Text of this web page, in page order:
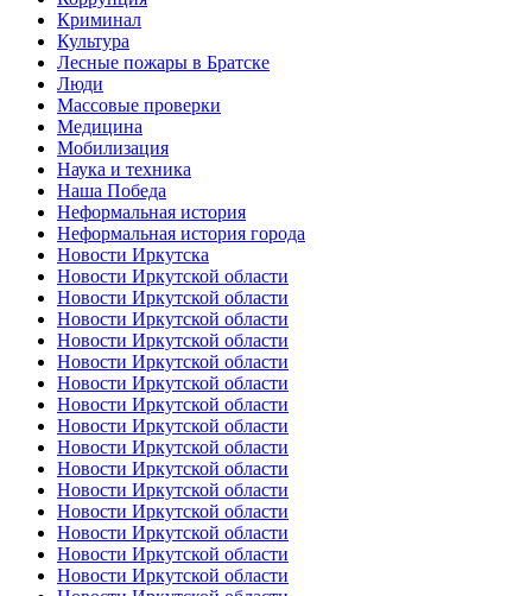
Криминал
Культура
Лесные пожары в Братске
Люди
Массовые проверки
Медицина
Мобилизация
Наука и техника
Наша Победа
Неформальная история
Неформальная история города
Новости Иркутска
Новости Иркутской области
Новости Иркутской области
Новости Иркутской области
Новости Иркутской области
Новости Иркутской области
Новости Иркутской области
Новости Иркутской области
Новости Иркутской области
Новости Иркутской области
Новости Иркутской области
Новости Иркутской области
Новости Иркутской области
Новости Иркутской области
Новости Иркутской области
Новости Иркутской области